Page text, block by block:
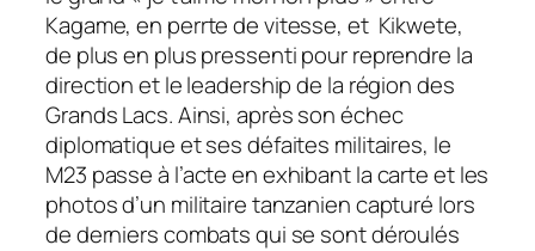
Kagame, en perrte de vitesse, et Kikwete,
de plus en plus pressenti pour reprendre la
direction et le leadership de la région des
Grands Lacs. Ainsi, après son échec
diplomatique et ses défaites militaires, le
M23 passe à l’acte en exhibant la carte et les
photos d’un militaire tanzanien capturé lors
de derniers combats qui se sont déroulés